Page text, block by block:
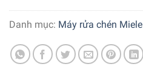
Danh mục: Máy rửa chén Miele